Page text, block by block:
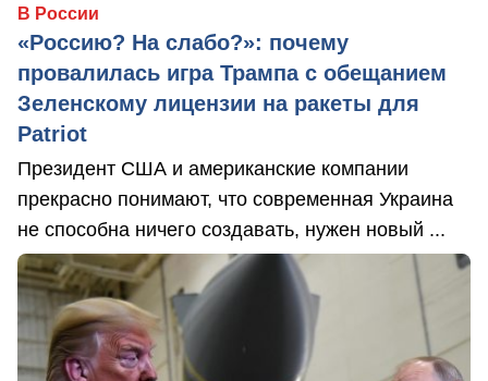
В России
«Россию? На слабо?»: почему
провалилась игра Трампа с обещанием
Зеленскому лицензии на ракеты для
Patriot
Президент США и американские компании
прекрасно понимают, что современная Украина
не способна ничего создавать, нужен новый ...